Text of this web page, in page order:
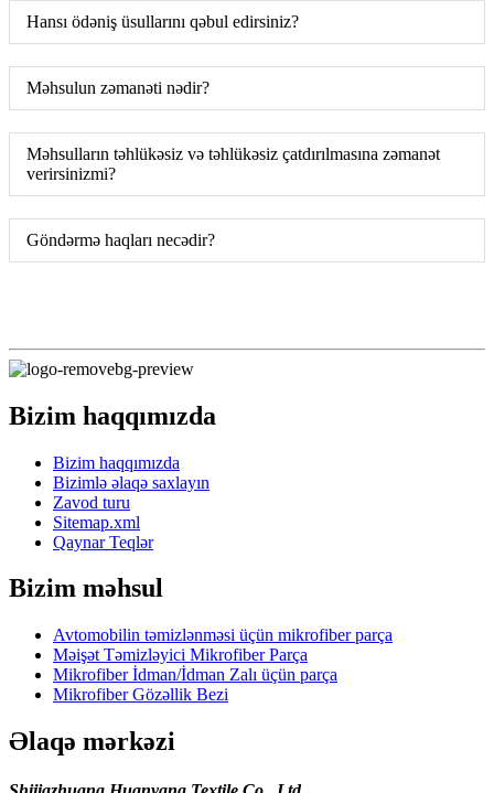
Hansı ödəniş üsullarını qəbul edirsiniz?
Məhsulun zəmanəti nədir?
Məhsulların təhlükəsiz və təhlükəsiz çatdırılmasına zəmanət
verirsinizmi?
Göndərmə haqları necədir?
Bizim haqqımızda
Bizim haqqımızda
Bizimlə əlaqə saxlayın
Zavod turu
Sitemap.xml
Qaynar Teqlər
Bizim məhsul
Avtomobilin təmizlənməsi üçün mikrofiber parça
Məişət Təmizləyici Mikrofiber Parça
Mikrofiber İdman/İdman Zalı üçün parça
Mikrofiber Gözəllik Bezi
Əlaqə mərkəzi